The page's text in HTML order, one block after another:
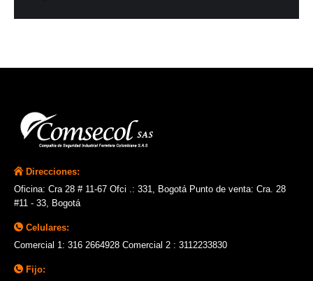
Direcciones:
Oficina: Cra 28 # 11-67 Ofci .: 331, Bogotá Punto de venta: Cra. 28
#11 - 33, Bogotá
Celulares:
Comercial 1: 316 2664928 Comercial 2 : 3112233830
Fijo: